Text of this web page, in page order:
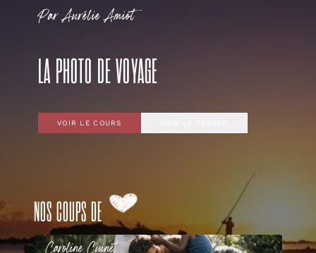
Par Aurélie Amiot
LA PHOTO DE VOYAGE
VOIR LE COURS
NOS COUPS DE
CarolineCuinet